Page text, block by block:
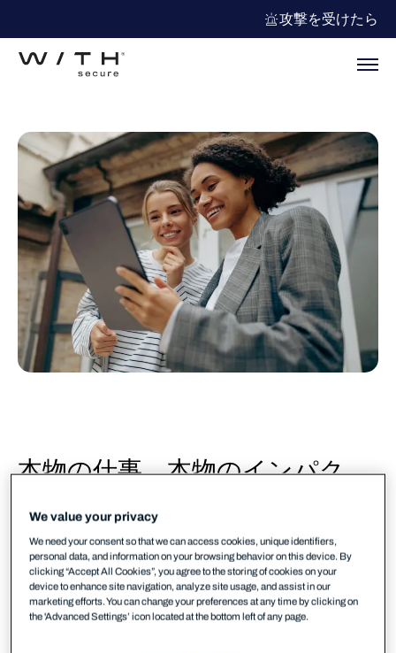
攻撃を受けたら
本物の仕事。本物のインパク
ーサクセスマネージャーまで、当社はサイバーセ
キュリティで意味のある仕事をしたい人を常に求
めています。下記の募集中のポジションをご覧い
ただき、あなたのキャリアを進めたい方向に合っ
We value your privacy
We need your consent so that we can access cookies, unique identifiers,
personal data, and information on your browsing behavior on this device. By
clicking “Accept All Cookies”, you agree to the storing of cookies on your
device to enhance site navigation, analyze site usage, and assist in our
marketing efforts. You can change your preferences at any time by clicking on
the 'Advanced Settings’ icon located at the bottom left of any page.